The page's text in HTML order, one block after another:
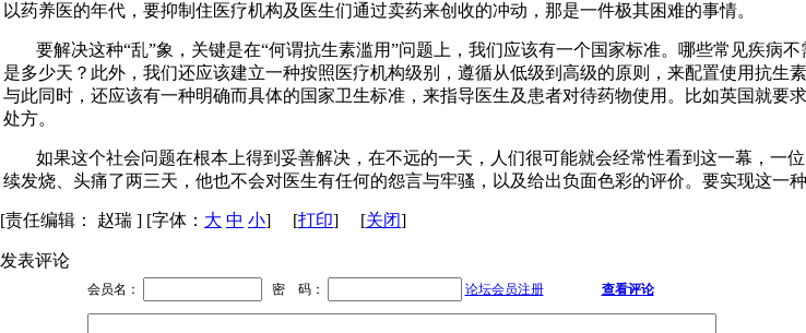
以药养医的年代，要抑制住医疗机构及医生们通过卖药来创收的冲动，那是一件极其困难的事情。
要解决这种“乱”象，关键是在“何谓抗生素滥用”问题上，我们应该有一个国家标准。哪些常见疾
是多少天？此外，我们还应该建立一种按照医疗机构级别，遵循从低级到高级的原则，来配置使用抗生
与此同时，还应该有一种明确而具体的国家卫生标准，来指导医生及患者对待药物使用。比如英国就
处方。
如果这个社会问题在根本上得到妥善解决，在不远的一天，人们很可能就会经常性看到这一幕，
续发烧、头痛了两三天，他也不会对医生有任何的怨言与牢骚，以及给出负面色彩的评价。要实现这一
[责任编辑： 赵瑞 ] [字体： 大 中 小] [打印] [关闭]
发表评论
会员名： 密 码： 论坛会员注册 查看评论